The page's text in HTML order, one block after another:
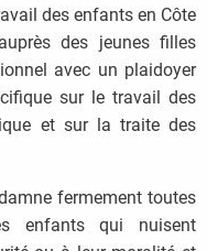
des enfants en Côte
des jeunes filles
avec un plaidoyer
sur le travail des
et sur la traite des
fermement toutes
enfants qui nuisent